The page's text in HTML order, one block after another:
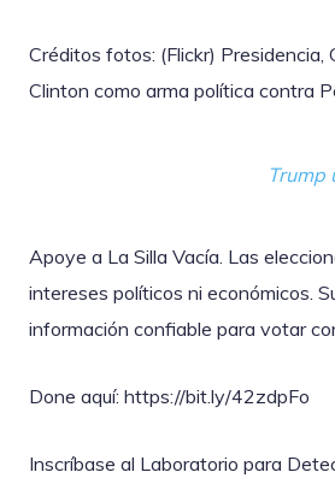
Créditos fotos: (Flickr) Presidencia,
Clinton como arma política contra
Trump
Apoye a La Silla Vacía. Las
intereses políticos ni económicos.
información confiable para votar
Done aquí: https://bit.ly/42zdpFo
Inscríbase al Laboratorio para